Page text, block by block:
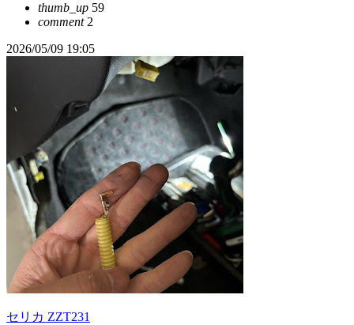
thumb_up 59
comment2
2026/05/09 19:05
セリカ ZZT231